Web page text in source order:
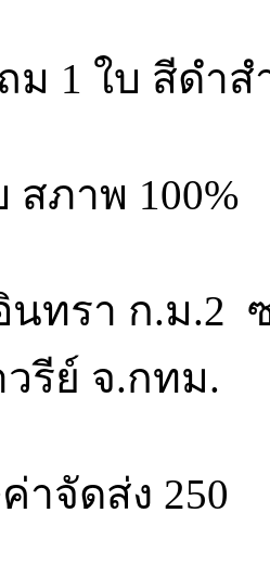
ม 1 ใบ สีดำ
ภาพ 100%
นทรา ก.ม.2
รีย์ จ.กทม.
าจัดส่ง 250